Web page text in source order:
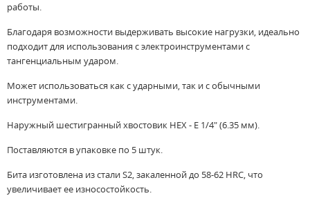
работы.
Благодаря возможности выдерживать высокие нагрузки, идеально
подходит для использования с электроинструментами с
тангенциальным ударом.
Может использоваться как с ударными, так и с обычными
инструментами.
Наружный шестигранный хвостовик HEX - E 1/4" (6.35 мм).
Поставляются в упаковке по 5 штук.
Бита изготовлена из стали S2, закаленной до 58-62 HRC, что
увеличивает ее износостойкость.